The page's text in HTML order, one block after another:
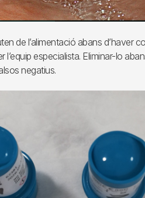
de l’alimentació abans d’haver
especialista. Eliminar-lo
negatius.